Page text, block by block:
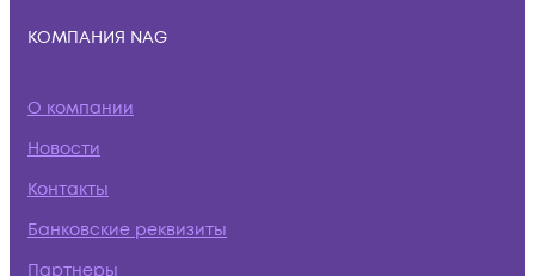
КОМПАНИЯ NAG
О компании
Новости
Контакты
Банковские реквизиты
Партнеры